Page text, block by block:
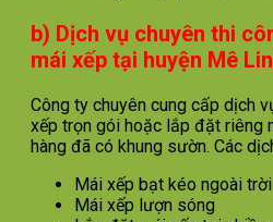
b) Dịch vụ chuyên thi
mái xếp tại huyện Mê
Công ty chuyên cung cấp dịch
xếp trọn gói hoặc lắp đặt riêng
hàng đã có khung sườn. Các
Mái xếp bạt kéo ngoài trời
Mái xếp lượn sóng